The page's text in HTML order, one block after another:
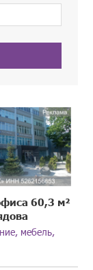
60,3 м²
мебель,